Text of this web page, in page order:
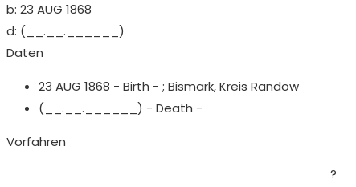
b: 23 AUG 1868
d: (__.__.______)
Daten
23 AUG 1868 - Birth - ; Bismark, Kreis Randow
(__.__.______) - Death -
Vorfahren
?